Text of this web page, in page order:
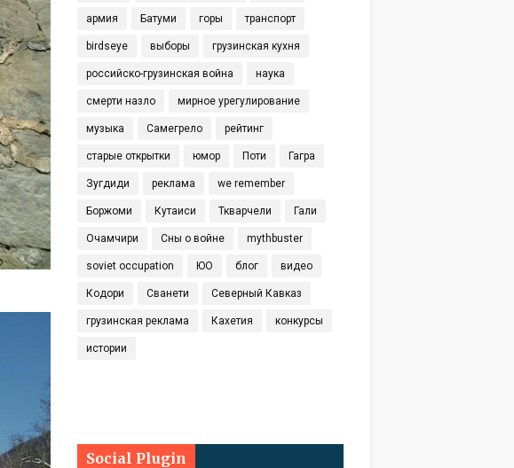
армия Батуми горы транспорт
birdseye выборы грузинская кухня
российско-грузинская война наука
смерти назло мирное урегулирование
музыка Самегрело рейтинг
старые открытки юмор Поти Гагра
Зугдиди реклама we remember
Боржоми Кутаиси Ткварчели Гали
Очамчири Сны о войне mythbuster
soviet occupation ЮО блог видео
Кодори Сванети Северный Кавказ
грузинская реклама Кахетия конкурсы
истории
Social Plugin